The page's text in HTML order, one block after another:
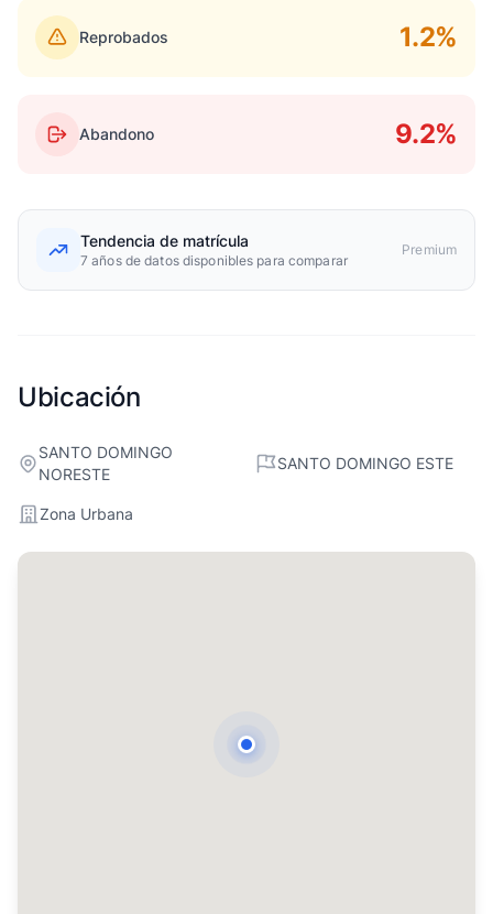
Reprobados 1.2%
Abandono 9.2%
Tendencia de matrícula
7 años de datos disponibles para comparar
Premium
Ubicación
SANTO DOMINGO
NORESTE
SANTO DOMINGO ESTE
Zona Urbana